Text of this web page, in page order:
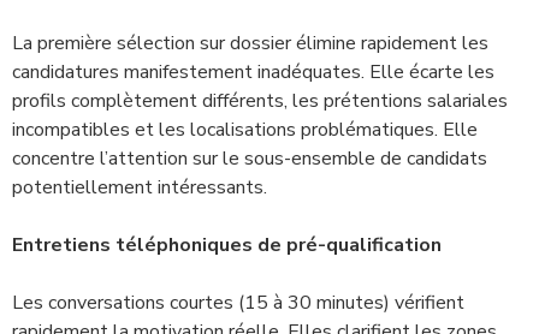
La première sélection sur dossier élimine rapidement les
candidatures manifestement inadéquates. Elle écarte les
profils complètement différents, les prétentions salariales
incompatibles et les localisations problématiques. Elle
concentre l’attention sur le sous-ensemble de candidats
potentiellement intéressants.
Entretiens téléphoniques de pré-qualification
Les conversations courtes (15 à 30 minutes) vérifient